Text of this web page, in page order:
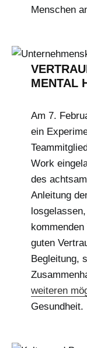
Menschen
MENTAL
Am 7.
ein
Work
des
Anleitung
guten
Begleitung,
weiteren
Gesundheit.